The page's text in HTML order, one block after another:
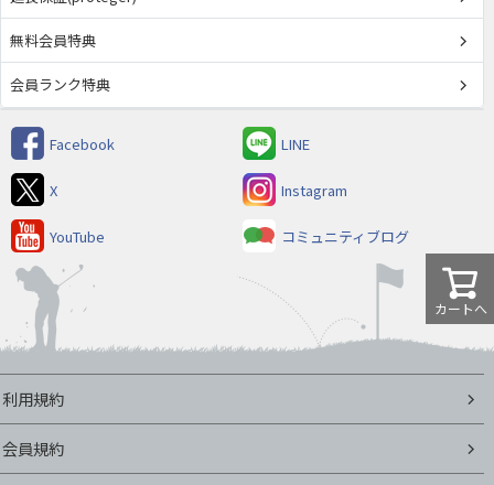
カートへ
無料会員特典
会員ランク特典
Facebook LINE
X Instagram
YouTube コミュニティブログ
利用規約
会員規約